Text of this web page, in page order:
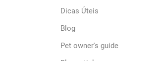
Dicas Úteis
Blog
Pet owner's guide